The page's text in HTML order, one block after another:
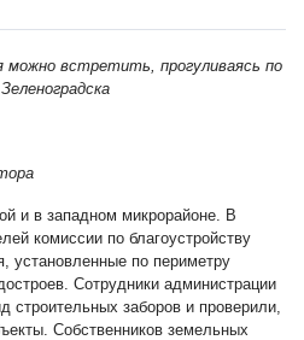
можно встретить, прогуливаясь по
и в западном микрорайоне. В
комиссии по благоустройству
установленные по периметру
Сотрудники администрации
строительных заборов и проверили,
Собственников земельных